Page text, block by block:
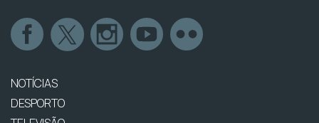
NOTÍCIAS
DESPORTO